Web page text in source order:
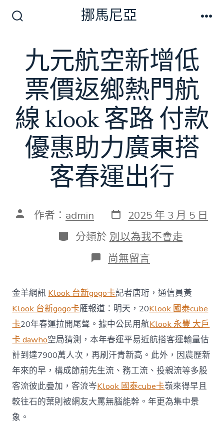
換
開
關
挪馬尼亞
九元航空新增低
票價返鄉熱門航
線 klook 客路 付款
優惠助力廣東搭
客春運出行
文 作者： admin 發
表
日
期
2025 年 3 月 5 日
分
類
分類於 別以為我不會走
在
〈九
航
空
新
增
低
票
價
返
鄉
熱
門
航
線
尚無留言
金羊網訊 Klook 台新gogo卡記者唐珩，通信員黃
Klook 台新gogo卡雁報道：明天，20Klook 國泰cube
卡20年春運拉開尾聲。據中公民用航Klook 永豐 大戶
卡 dawho空局猜測，本年春運平易近航搭客運輸量估
計到達7900萬人次，再刷汗青新高。此外，因農歷新
年來的早，構成節前先生流、務工流、投親流等多股
客流彼此疊加，客流岑Klook 國泰cube卡嶺來得早且
較往石的葉則被網友大罵無腦能幹。年更為集中景
象。